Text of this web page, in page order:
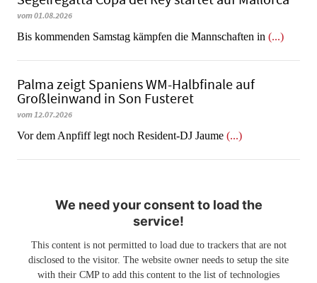
vom 01.08.2026
Bis kommenden Samstag kämpfen die Mannschaften in (...)
Palma zeigt Spaniens WM-Halbfinale auf
Großleinwand in Son Fusteret
vom 12.07.2026
​​​​​​​Vor dem Anpfiff legt noch Resident-DJ Jaume (...)
We need your consent to load the
service!
This content is not permitted to load due to trackers that are not
disclosed to the visitor. The website owner needs to setup the site
with their CMP to add this content to the list of technologies